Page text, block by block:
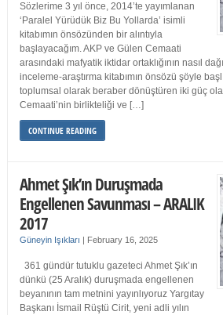
Sözlerime 3 yıl önce, 2014’te yayımlanan
‘Paralel Yürüdük Biz Bu Yollarda’ isimli
kitabımın önsözünden bir alıntıyla
başlayacağım. AKP ve Gülen Cemaati
arasındaki mafyatik iktidar ortaklığının nasıl
inceleme-araştırma kitabımın önsözü şöyle
toplumsal olarak beraber dönüştüren iki güç
Cemaati’nin birlikteliği ve […]
CONTINUE READING
Ahmet Şık’ın Duruşmada
Engellenen Savunması – ARALIK
2017
Güneyin Işıkları | February 16, 2025
361 gündür tutuklu gazeteci Ahmet Şık’ın
dünkü (25 Aralık) duruşmada engellenen
beyanının tam metnini yayınlıyoruz Yargıtay
Başkanı İsmail Rüştü Cirit, yeni adli yılın